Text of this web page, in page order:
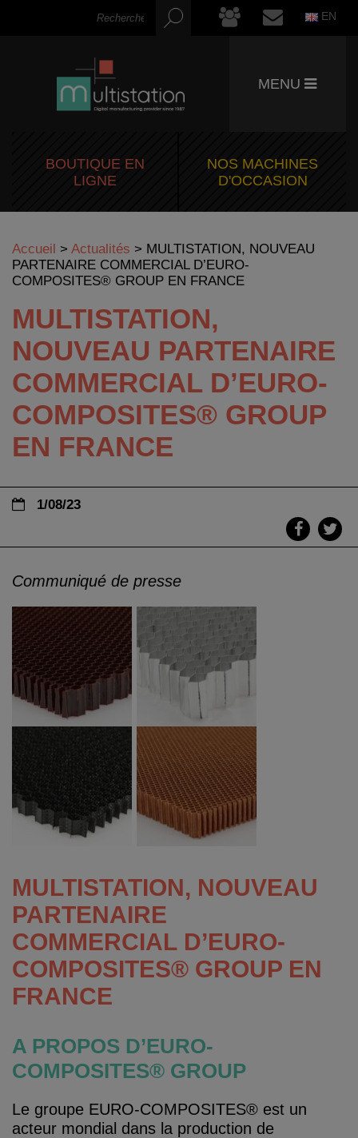
EN
MENU
BOUTIQUE EN
LIGNE
NOS MACHINES
D'OCCASION
Accueil > Actualités > MULTISTATION, NOUVEAU
PARTENAIRE COMMERCIAL D’EURO-
COMPOSITES® GROUP EN FRANCE
MULTISTATION,
NOUVEAU PARTENAIRE
COMMERCIAL D’EURO-
COMPOSITES® GROUP
EN FRANCE
1/08/23
Communiqué de presse
MULTISTATION, NOUVEAU
PARTENAIRE
COMMERCIAL D’EURO-
COMPOSITES® GROUP EN
FRANCE
A PROPOS D’EURO-
COMPOSITES® GROUP
Le groupe EURO-COMPOSITES® est un
acteur mondial dans la production de